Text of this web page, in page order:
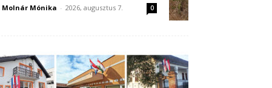
Molnár Mónika - 2026, augusztus 7. 0